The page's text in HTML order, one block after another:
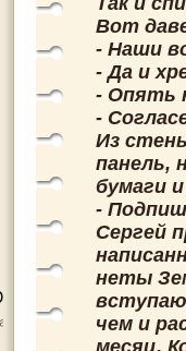
Вот
- Наши
- Да и
- Опять
-
Из
панель,
бумаги
-
Сергей
неты
чем и
месяц.